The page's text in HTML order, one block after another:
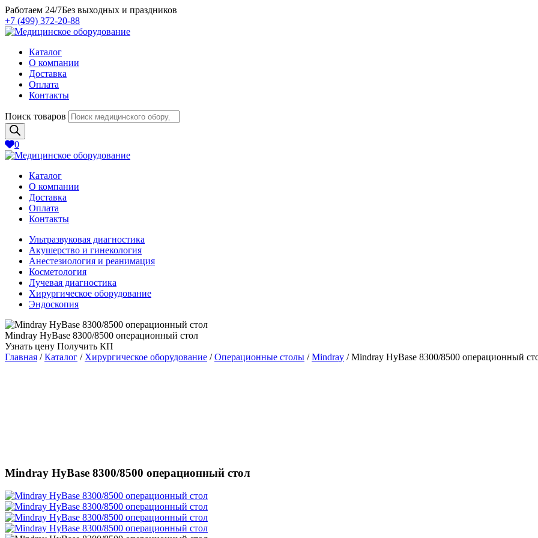
Работаем 24/7Без выходных и праздников
+7 (499) 372-20-88
Каталог
О компании
Доставка
Оплата
Контакты
Поиск товаров
0
Каталог
О компании
Доставка
Оплата
Контакты
Ультразвуковая диагностика
Акушерство и гинекология
Анестезиология и реанимация
Косметология
Лучевая диагностика
Хирургическое оборудование
Эндоскопия
Mindray HyBase 8300/8500 операционный стол
Узнать цену Получить КП
Главная /Каталог / Хирургическое оборудование /Операционные столы /Mindray /Mindray HyBase 8300/8500 операционный
Mindray HyBase 8300/8500 операционный стол